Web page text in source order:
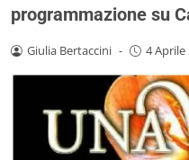
programmazione su
Giulia Bertaccini - 4 Aprile